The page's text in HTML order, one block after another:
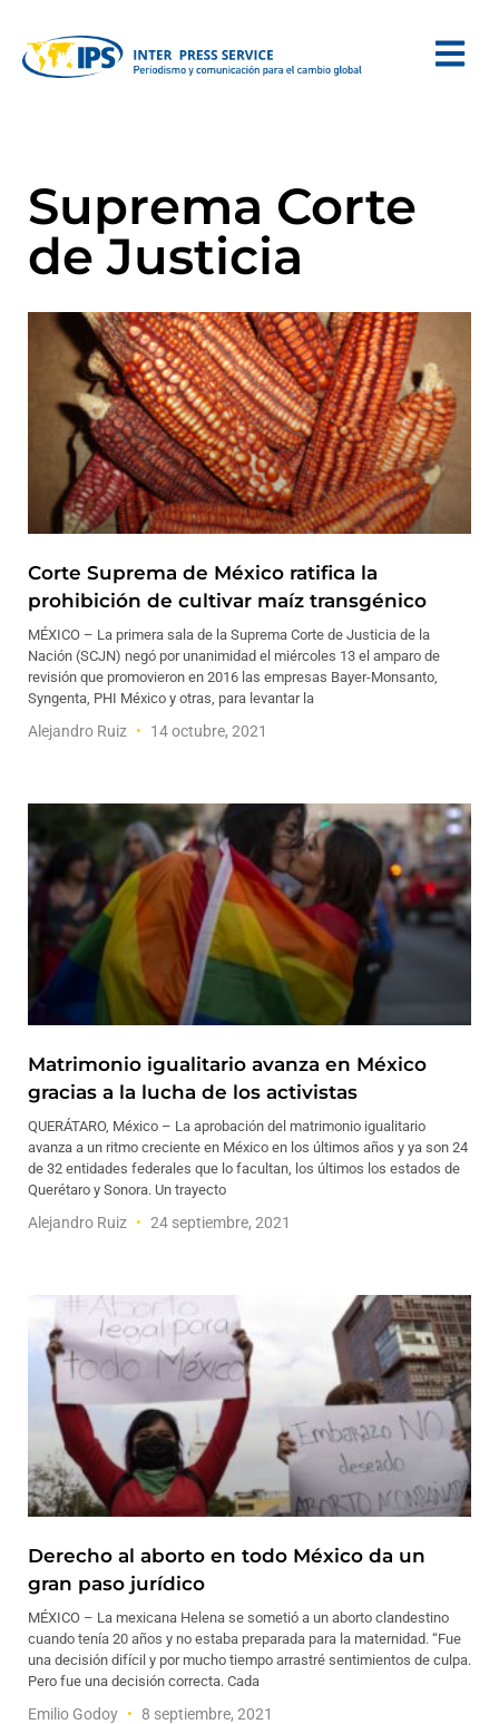
Suprema Corte
de Justicia
Corte Suprema de México ratifica la
prohibición de cultivar maíz transgénico
MÉXICO – La primera sala de la Suprema Corte de Justicia de la
Nación (SCJN) negó por unanimidad el miércoles 13 el amparo de
revisión que promovieron en 2016 las empresas Bayer-Monsanto,
Syngenta, PHI México y otras, para levantar la
Alejandro Ruiz 14 octubre, 2021
Matrimonio igualitario avanza en México
gracias a la lucha de los activistas
QUERÁTARO, México – La aprobación del matrimonio igualitario
avanza a un ritmo creciente en México en los últimos años y ya son 24
de 32 entidades federales que lo facultan, los últimos los estados de
Querétaro y Sonora. Un trayecto
Alejandro Ruiz 24 septiembre, 2021
Derecho al aborto en todo México da un
gran paso jurídico
MÉXICO – La mexicana Helena se sometió a un aborto clandestino
cuando tenía 20 años y no estaba preparada para la maternidad. “Fue
una decisión difícil y por mucho tiempo arrastré sentimientos de culpa.
Pero fue una decisión correcta. Cada
Emilio Godoy 8 septiembre, 2021